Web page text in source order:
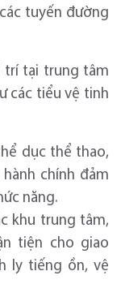
tuyến đường
trí tại trung tâm
các tiểu vệ tinh
dục thể thao,
chính đảm
năng.
khu trung tâm,
tiện cho giao
ly tiếng ồn, vệ